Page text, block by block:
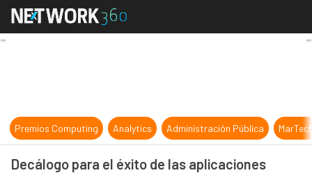
Decálogo para el éxito de las
Premios Computing Analytics Administración Pública
Decálogo para el éxito de las aplicaciones